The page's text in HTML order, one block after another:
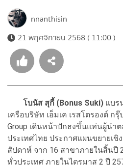
nnanthisin
21 พฤศจิกายน 2568 ( 11:00 )
โบนัส สุกี้ (Bonus Suki) แบร
เครือบริษัท เอ็มเค เรสโตรองต์ ก
Group เดินหน้าปักธงขึ้นแท่นผู้นำ
ประเทศไทย ประกาศแผนขยายเ
สัปดาห์ จาก 16 สาขาภายในสิ้นปี
ทั่วประเทศ ภายในไตรมาส 2 ปี